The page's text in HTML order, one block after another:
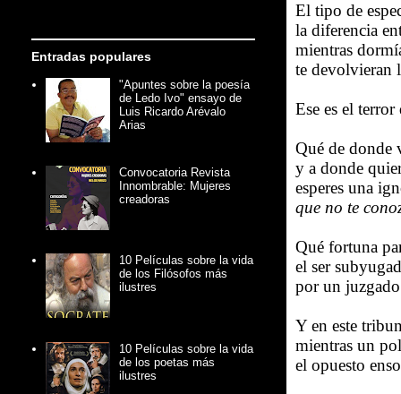
El tipo de
la diferencia
mientras
te devolvieran
Ese es el
Qué de donde
y a donde
esperes una
que no te
Qué fortuna
el ser
por un
Y en este
mientras un
el opuesto
Entradas populares
"Apuntes sobre la poesía
de Ledo Ivo" ensayo de
Luis Ricardo Arévalo
Arias
Convocatoria Revista
Innombrable: Mujeres
creadoras
10 Películas sobre la vida
de los Filósofos más
ilustres
10 Películas sobre la vida
de los poetas más
ilustres